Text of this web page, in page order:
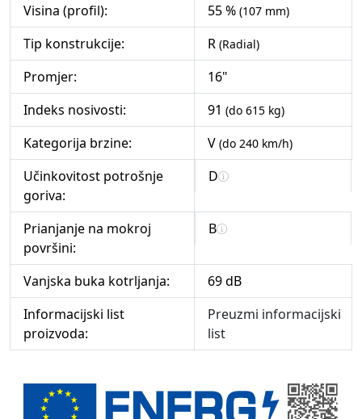
Visina (profil):
55 % (107 mm)
Tip konstrukcije: R (Radial)
Promjer:
16"
Indeks nosivosti:
91 (do 615 kg)
Kategorija brzine: V (do 240 km/h)
Učinkovitost potrošnje
goriva:
D
Prianjanje na mokroj
površini:
B
Vanjska buka kotrljanja:
69 dB
Informacijski list
proizvoda:
Preuzmi informacijski
list